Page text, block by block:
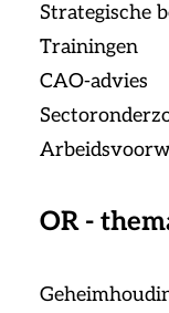
Strategische
Trainingen
CAO-advies
OR -